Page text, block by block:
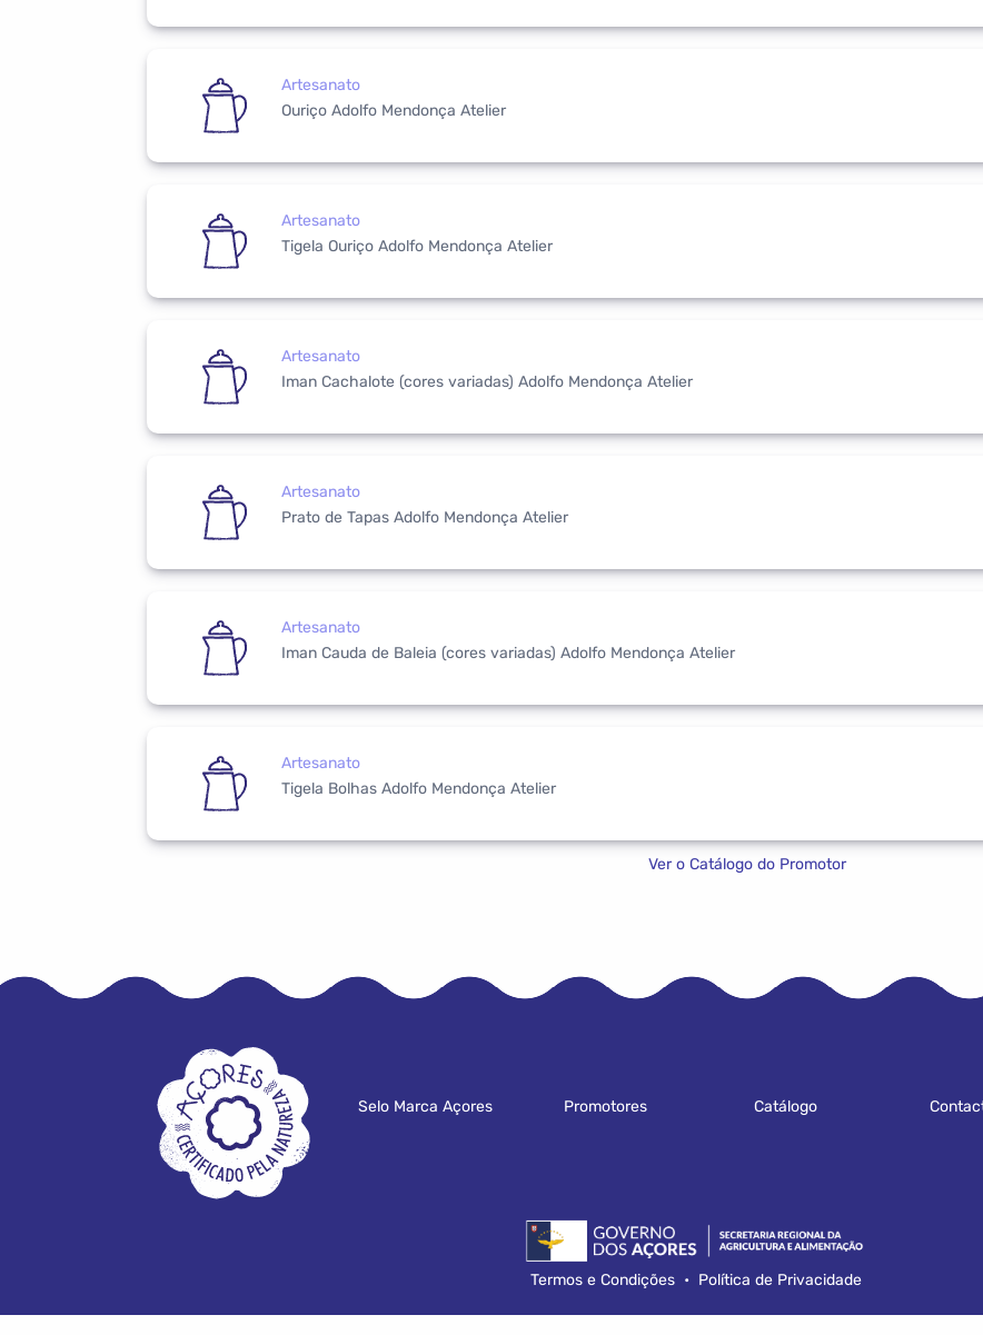
Artesanato
Ouriço Adolfo Mendonça Atelier
Artesanato
Tigela Ouriço Adolfo Mendonça Atelier
Artesanato
Iman Cachalote (cores variadas) Adolfo Mendonça Atelier
Artesanato
Prato de Tapas Adolfo Mendonça Atelier
Artesanato
Iman Cauda de Baleia (cores variadas) Adolfo Mendonça Atelier
Artesanato
Tigela Bolhas Adolfo Mendonça Atelier
Ver o Catálogo do Promotor
Selo Marca Açores Promotores Catálogo
Termos e Condições• Política de Privacidade